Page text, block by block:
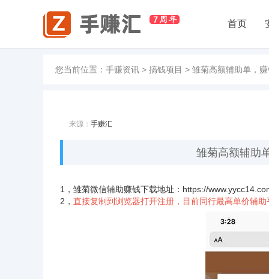
首页
您当前位置： 手赚资讯 > 搞钱项目 > 雏菊高额辅助单，
来源： 手赚汇
雏菊高额辅助
1，雏菊微信辅助赚钱下载地址： https://
2， 直接复制到浏览器打开注册，目前同行最高单价辅助